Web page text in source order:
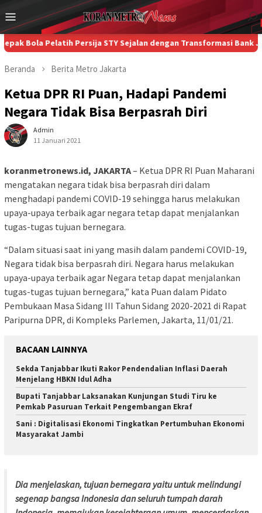
ke
konten
Menu
Mobile
Pelatih Persija STY Sejalan dengan Transformasi Bank Jakarta
Beranda Berita Metro Jakarta
Ketua DPR RI Puan, Hadapi Pandemi
Negara Tidak Bisa Berpasrah Diri
Admin
11 Januari 2021
koranmetronews.id, JAKARTA– Ketua DPR RI Puan Maharani
mengatakan negara tidak bisa berpasrah diri dalam
menghadapi pandemi COVID-19 sehingga harus melakukan
upaya-upaya terbaik agar negara tetap dapat menjalankan
tugas-tugas tujuan bernegara.
“Dalam situasi saat ini yang masih dalam pandemi COVID-19,
Negara tidak bisa berpasrah diri. Negara harus melakukan
upaya-upaya terbaik agar Negara tetap dapat menjalankan
tugas-tugas tujuan bernegara,” kata Puan dalam Pidato
Pembukaan Masa Sidang III Tahun Sidang 2020-2021 di Rapat
Paripurna DPR, di Kompleks Parlemen, Jakarta, 11/01/21.
BACAAN LAINNYA
Sekda Tanjabbar Ikuti Rakor Pendendalian Inflasi Daerah
Menjelang HBKN Idul Adha
Bupati Tanjabbar Laksanakan Kunjungan Studi Tiru ke
Pemkab Pasuruan Terkait Pengembangan Ekraf
Sani : Digitalisasi Ekonomi Tingkatkan Pertumbuhan Ekonomi
Masyarakat Jambi
Dia menjelaskan, tujuan bernegara yaitu untuk melindungi
segenap bangsa Indonesia dan seluruh tumpah darah